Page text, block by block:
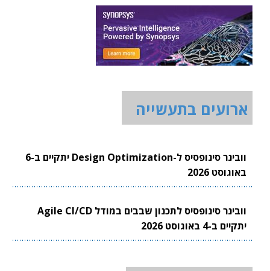
ארועים בתעשייה
וובינר סינופסיס ל-Design Optimization יתקיים ב-6
באוגוסט 2026
וובינר סינופסיס לתכנון שבבים במודל Agile CI/CD
יתקיים ב-4 באוגוסט 2026